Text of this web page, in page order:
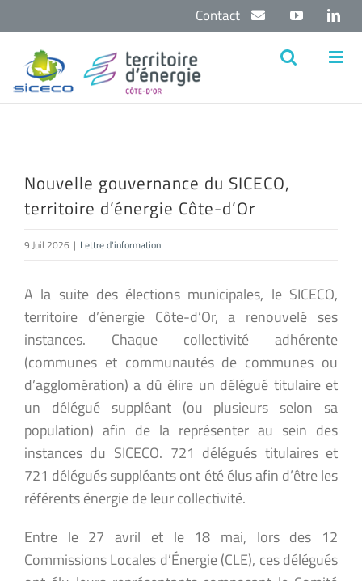
contenu
YouTube
Contact
Nouvelle gouvernance du SICECO,
territoire d’énergie Côte-d’Or
9 Juil 2026 | Lettre d'information
A la suite des élections municipales, le SICECO,
territoire d’énergie Côte-d’Or, a renouvelé ses
instances. Chaque collectivité adhérente
(communes et communautés de communes ou
d’agglomération) a dû élire un délégué titulaire et
un délégué suppléant (ou plusieurs selon sa
population) afin de la représenter au sein des
instances du SICECO. 721 délégués titulaires et
721 délégués suppléants ont été élus afin d’être les
référents énergie de leur collectivité.
Entre le 27 avril et le 18 mai, lors des 12
Commissions Locales d’Énergie (CLE), ces délégués